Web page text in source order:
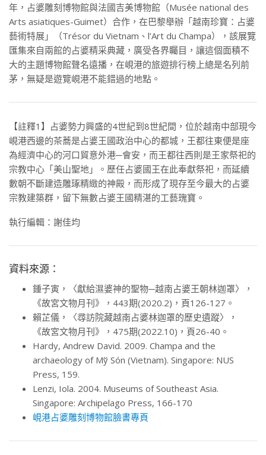
年，占婆雕刻博物館與法國吉美博物館（Musée national des
Arts asiatiques-Guimet）合作，在巴黎舉辦「越南珍寶：占婆
藝術特展」（Trésor du Vietnam、l’Art du Champa），該展覽
匯集來自兩館的占婆精采典藏，廣受各界矚目，讓這個面積不
大的主題博物館聲名遠播，在峴港的旅遊排行榜上總是名列前
茅，無疑是遊覽峴港不能錯過的地點。
【註釋1】占婆勢力興盛的4世紀到8世紀間，位於越南中部現今
峴港西邊的茶蕎是占婆王國政治中心的都城，王都往東便是座
為經濟中心的河口貿意外港─會安，而王都往西則是王家祭祀的
宗教中心「美山聖地」。歷任占婆國王在此奉獻祭祀，而延續
數朝不斷建造雕琢精緻的神殿，而形成了現存至今最大的占婆
宗教建築群，留下無數占婆王國精湛的工藝瑰寶。
執行編輯：謝佳均
資料來源：
鍾子寅，〈獻給濕婆神的聖物─越南占婆王朝林迦罩〉，
《故宮文物月刊》，443期(2020.2)，頁126-127。
賴芷儀，〈尋訪院藏越南占婆林迦罩的歷史遺蹤〉，
《故宮文物月刊》，475期(2022.10)，頁26-40。
Hardy, Andrew David. 2009. Champa and the
archaeology of Mў Són (Vietnam). Singapore: NUS
Press, 159.
Lenzi, Iola. 2004. Museums of Southeast Asia.
Singapore: Archipelago Press, 166-170
峴港占婆雕刻博物館臉書專頁